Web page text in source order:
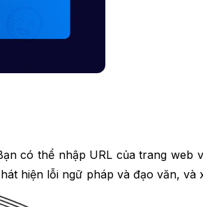
có thể nhập URL của trang web
hiện lỗi ngữ pháp và đạo văn, và